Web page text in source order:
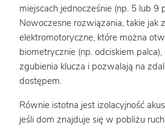
miejscach jednocześnie (np. 5 lub 9
Nowoczesne rozwiązania, takie jak
elektromotoryczne, które można
biometrycznie (np. odciskiem
zgubienia klucza i pozwalają na
dostępem.
Równie istotna jest izolacyjność
jeśli dom znajduje się w pobliżu